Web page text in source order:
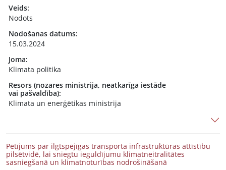
Veids:
Nodots
Nodošanas datums:
15.03.2024
Joma:
Klimata politika
Resors (nozares ministrija, neatkarīga iestāde
vai pašvaldība):
Klimata un enerģētikas ministrija
Pētījums par ilgtspējīgas transporta infrastruktūras attīstību
pilsētvidē, lai sniegtu ieguldījumu klimatneitralitātes
sasniegšanā un klimatnoturības nodrošināšanā